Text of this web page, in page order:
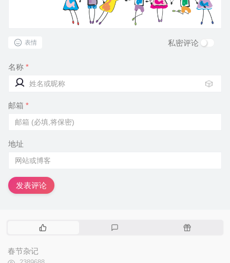
表情 私密评论
名称 *
🎲
邮箱 *
地址
发表评论
热
随
春节杂记
浏